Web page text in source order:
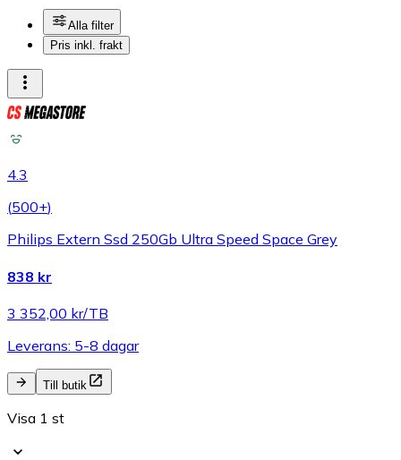
Alla filter
Pris inkl. frakt
4.3
(500+)
Philips Extern Ssd 250Gb Ultra Speed Space Grey
838 kr
3 352,00 kr/TB
Leverans: 5-8 dagar
Till butik
Visa 1 st